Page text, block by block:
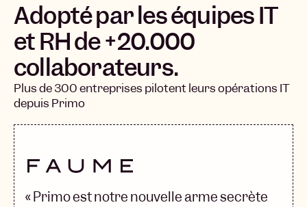
Adopté par les équipes IT
et RH de +20.000
collaborateurs.
Plus de 300 entreprises pilotent leurs opérations IT
depuis Primo
« Primo est notre nouvelle arme secrète